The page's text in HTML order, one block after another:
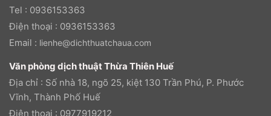
Tel : 0936153363
Điện thoại : 0936153363
Email : lienhe@dichthuatchaua.com
Văn phòng dịch thuật Thừa Thiên Huế
Địa chỉ : Số nhà 18, ngõ 25, kiệt 130 Trần Phú, P. Phước
Vĩnh, Thành Phố Huế
Điện thoại : 0977919212